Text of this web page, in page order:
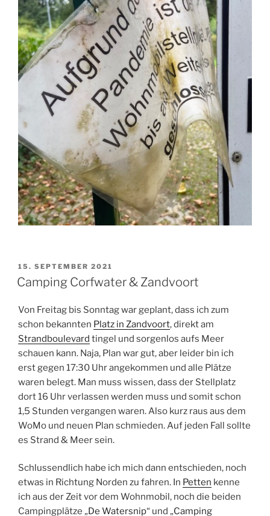
VERÖFFENTLICHT
AM
15. SEPTEMBER 2021
Camping Corfwater & Zandvoort
Von Freitag bis Sonntag war geplant, dass ich zum
schon bekannten Platz in Zandvoort, direkt am
Strandboulevard tingel und sorgenlos aufs Meer
schauen kann. Naja, Plan war gut, aber leider bin ich
erst gegen 17:30 Uhr angekommen und alle Plätze
waren belegt. Man muss wissen, dass der Stellplatz
dort 16 Uhr verlassen werden muss und somit schon
1,5 Stunden vergangen waren. Also kurz raus aus dem
WoMo und neuen Plan schmieden. Auf jeden Fall sollte
es Strand & Meer sein.
Schlussendlich habe ich mich dann entschieden, noch
etwas in Richtung Norden zu fahren. In Petten kenne
ich aus der Zeit vor dem Wohnmobil, noch die beiden
Campingplätze „De Watersnip“ und „Camping